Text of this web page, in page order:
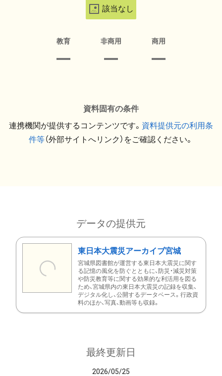
該当なし
教育 非商用 商用
資料固有の条件
連携機関が提供するコンテンツです。 資料提供元の利用条
件等（外部サイトへリンク）をご確認ください。
データの提供元
東日本大震災アーカイブ宮城
宮城県図書館が運営する東日本大震災に関す
る記憶の風化を防ぐとともに、防災・減災対策
や防災教育等に関する効果的な利活用を図る
ため、宮城県内の東日本大震災の記録を収集、
デジタル化し、公開するデータベース。行政資
料のほか、写真、動画等も収録。
最終更新日
2026/05/25